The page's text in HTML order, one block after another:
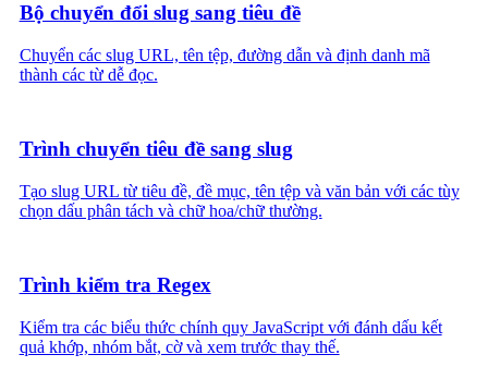
Bộ chuyển đổi slug sang tiêu đề
Chuyển các slug URL, tên tệp, đường dẫn và định danh mã
thành các từ dễ đọc.
Trình chuyển tiêu đề sang slug
Tạo slug URL từ tiêu đề, đề mục, tên tệp và văn bản với các tùy
chọn dấu phân tách và chữ hoa/chữ thường.
Trình kiểm tra Regex
Kiểm tra các biểu thức chính quy JavaScript với đánh dấu kết
quả khớp, nhóm bắt, cờ và xem trước thay thế.